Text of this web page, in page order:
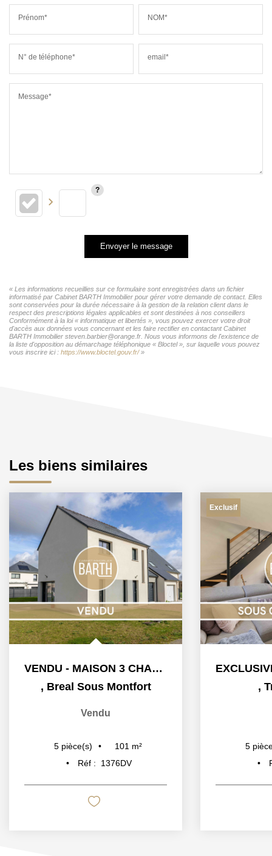
Prénom* NOM*
N° de téléphone* email*
Message*
Envoyer le message
« Les informations recueillies sur ce formulaire sont enregistrées dans un fichier
informatisé par Cabinet BARTH Immobilier pour gérer votre demande de contact. Elles
sont conservées pour la durée nécessaire à la gestion de la relation client dans le
respect des prescriptions légales applicables et sont destinées à nos conseillers
Conformément à la loi « informatique et libertés », vous pouvez exercer votre droit
d'accès aux données vous concernant et les faire rectifier en contactant Cabinet
BARTH Immobilier steven.barbier@orange.fr. Nous vous informons de l'existence de
la liste d'opposition au démarchage téléphonique « Bloctel », sur laquelle vous pouvez
vous inscrire ici : https://www.bloctel.gouv.fr/»
Les biens similaires
VENDU - MAISON 3 CHAMBRES - GARAGE - JARDIN -...
, Breal Sous Montfort
Vendu
5 pièce(s) 101 m²
Réf :
1376DV
Exclusif
,
5